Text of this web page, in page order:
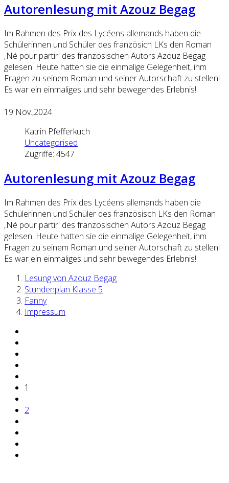
Autorenlesung mit Azouz Begag
Im Rahmen des Prix des Lycéens allemands haben die
Schülerinnen und Schüler des französich LKs den Roman
‚Né pour partir' des französischen Autors Azouz Begag
gelesen. Heute hatten sie die einmalige Gelegenheit, ihm
Fragen zu seinem Roman und seiner Autorschaft zu stellen!
Es war ein einmaliges und sehr bewegendes Erlebnis!
19 Nov.,2024
Katrin Pfefferkuch
Uncategorised
Zugriffe: 4547
Autorenlesung mit Azouz Begag
Im Rahmen des Prix des Lycéens allemands haben die
Schülerinnen und Schüler des französisch LKs den Roman
‚Né pour partir' des französischen Autors Azouz Begag
gelesen. Heute hatten sie die einmalige Gelegenheit, ihm
Fragen zu seinem Roman und seiner Autorschaft zu stellen!
Es war ein einmaliges und sehr bewegendes Erlebnis!
Lesung von Azouz Begag
Stundenplan Klasse 5
Fanny
Impressum
1
2